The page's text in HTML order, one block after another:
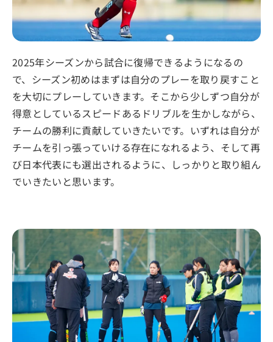
2025年シーズンから試合に復帰できるようになるの
で、シーズン初めはまずは自分のプレーを取り戻すこと
を大切にプレーしていきます。そこから少しずつ自分が
得意としているスピードあるドリブルを生かしながら、
チームの勝利に貢献していきたいです。いずれは自分が
チームを引っ張っていける存在になれるよう、そして再
び日本代表にも選出されるように、しっかりと取り組ん
でいきたいと思います。